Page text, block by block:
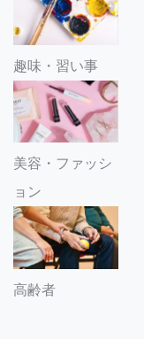
趣味・習い事
美容・ファッシ
ョン
高齢者